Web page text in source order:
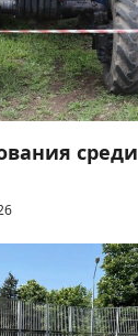
среди